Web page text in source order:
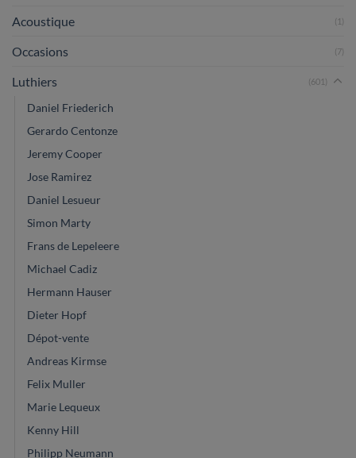
Acoustique (1)
Occasions (7)
Luthiers (601)
Daniel Friederich
Gerardo Centonze
Jeremy Cooper
Jose Ramirez
Daniel Lesueur
Simon Marty
Frans de Lepeleere
Michael Cadiz
Hermann Hauser
Dieter Hopf
Dépot-vente
Andreas Kirmse
Felix Muller
Marie Lequeux
Kenny Hill
Philipp Neumann